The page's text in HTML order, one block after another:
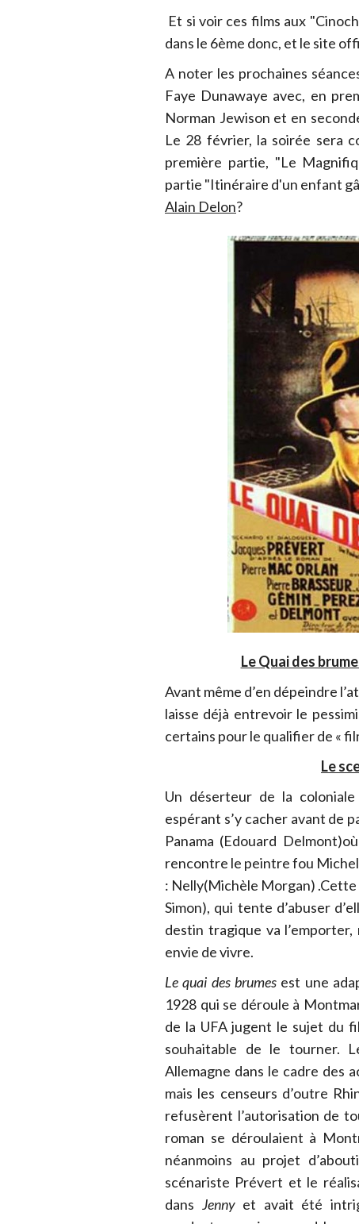
Et si voir ces films aux
dans le 6ème donc, et le site
A noter les prochaines
Faye Dunawaye avec, en
Norman Jewison et en
Le 28 février, la soirée sera
première partie, "Le
partie "Itinéraire d'un enfant
Alain Delon?
Le Quai des
Avant même d’en dépeindre
laisse déjà entrevoir le
certains pour le qualifier de «
Le
Un déserteur de la
espérant s’y cacher avant de
Panama (Edouard
rencontre le peintre fou
: Nelly(Michèle Morgan)
Simon), qui tente d’abuser
destin tragique va
envie de vivre.
Le quai des brumesest une
1928 qui se déroule à
de la UFA jugent le sujet du
souhaitable de le tourner.
Allemagne dans le cadre des
mais les censeurs d’outre
refusèrent l’autorisation de
roman se déroulaient à
néanmoins au projet
scénariste Prévert et le
dans Jennyet avait été